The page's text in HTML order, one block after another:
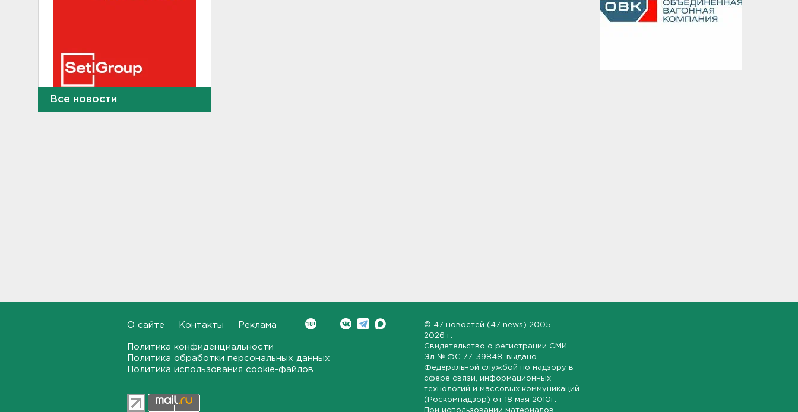
обойдется собрать ребенка в
Все новости
О сайте Контакты Реклама
Политика конфиденциальности
Политика обработки персональных данных
Политика использования cookie-файлов
© 47 новостей (47 news) 2005—
2026 г.
Свидетельство о регистрации СМИ
Эл № ФС 77-39848 , выдано
Федеральной службой по надзору в
сфере связи, информационных
технологий и массовых коммуникаций
(Роскомнадзор) от 18 мая 2010г.
При использовании материалов